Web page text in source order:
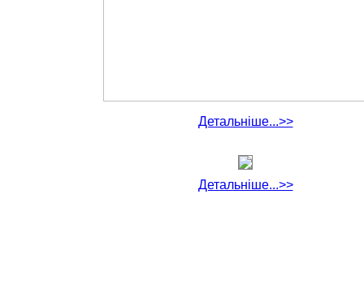
Детальніше...>>
Детальніше...>>